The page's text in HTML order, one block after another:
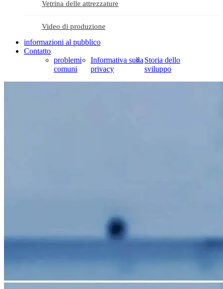
Vetrina delle attrezzature
Video di produzione
informazioni al pubblico
Contatto
problemi
comuni
Informativa sulla
privacy
Storia dello
sviluppo